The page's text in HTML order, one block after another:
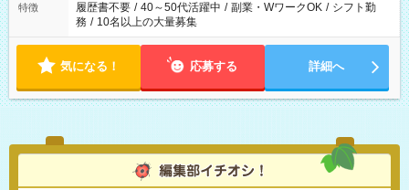
特徴 履歴書不要 / 40～50代活躍中 / 副業・WワークOK / シフト勤
務 / 10名以上の大量募集
気になる！ 応募する 詳細へ